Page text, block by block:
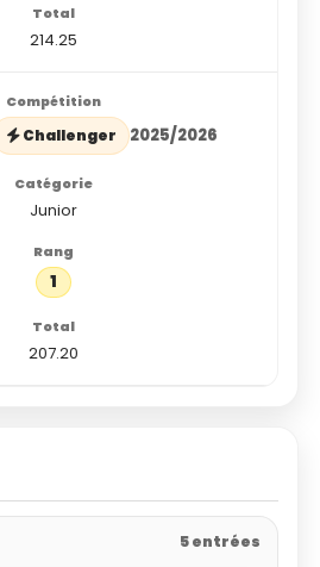
214.25
Challenger 2025/2026
Junior
1
207.20
5 entrées